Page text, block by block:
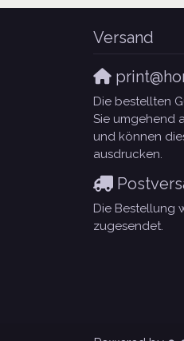
Versand
Die bestellten
Sie umgehend
und können
ausdrucken.
Die Bestellung
zugesendet.